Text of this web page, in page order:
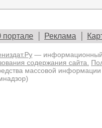
портале Реклама
— информационный
содержания сайта.
массовой